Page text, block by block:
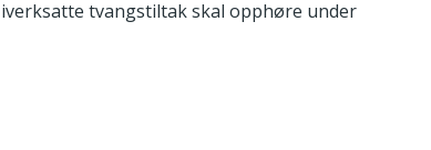
tvangstiltak skal opphøre under